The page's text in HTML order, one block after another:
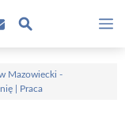
Mazowiecki -
| Praca